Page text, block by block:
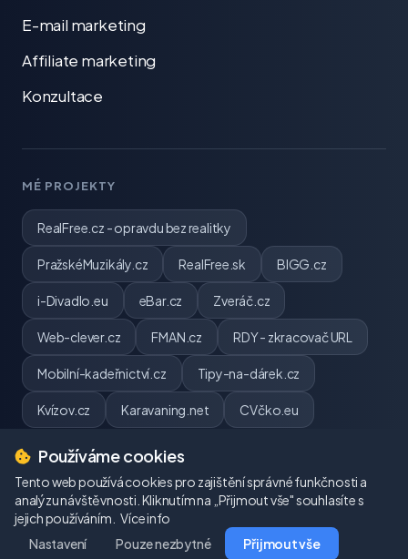
E-mail marketing
Affiliate marketing
Konzultace
MÉ PROJEKTY
RealFree.cz - opravdu bez realitky
PražskéMuzikály.cz RealFree.sk BIGG.cz
i-Divadlo.eu eBar.cz Zveráč.cz
Web-clever.cz FMAN.cz RDY - zkracovač URL
Mobilní-kadeřnictví.cz Tipy-na-dárek.cz
Kvízov.cz Karavaning.net CVčko.eu
© 2026 webpj.cz. Všechna práva vyhrazena.
Pavel Jirouš | IČ: 06484824
Používáme cookies
Tento web používá cookies pro zajištění správné funkčnosti a
analýzu návštěvnosti. Kliknutím na „Přijmout vše" souhlasíte s
jejich používáním. Více info
Nastavení
Pouze nezbytné Přijmout vše